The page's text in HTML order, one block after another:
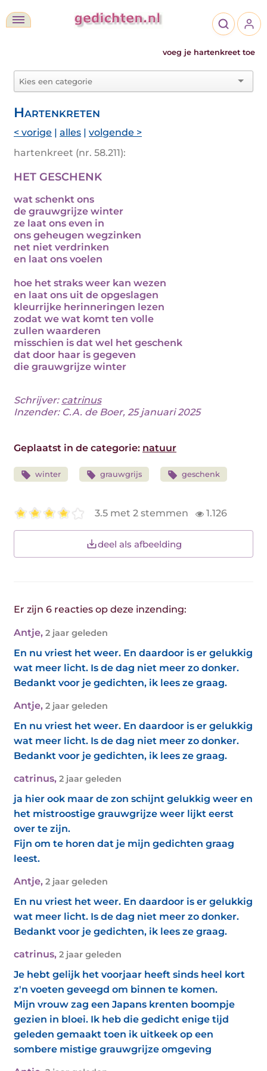
voeg je hartenkreet toe
Hartenkreten
< vorige | alles | volgende >
hartenkreet (nr. 58.211):
HET GESCHENK
wat schenkt ons
de grauwgrijze winter
ze laat ons even in
ons geheugen wegzinken
net niet verdrinken
en laat ons voelen
hoe het straks weer kan wezen
en laat ons uit de opgeslagen
kleurrijke herinneringen lezen
zodat we wat komt ten volle
zullen waarderen
misschien is dat wel het geschenk
dat door haar is gegeven
die grauwgrijze winter
Schrijver: catrinus
Inzender: C.A. de Boer, 25 januari 2025
Geplaatst in de categorie: natuur
winter grauwgrijs geschenk
3.5 met 2 stemmen 1.126
deel als afbeelding
Er zijn 6 reacties op deze inzending:
Antje, 2 jaar geleden
En nu vriest het weer. En daardoor is er gelukkig
wat meer licht. Is de dag niet meer zo donker.
Bedankt voor je gedichten, ik lees ze graag.
Antje, 2 jaar geleden
En nu vriest het weer. En daardoor is er gelukkig
wat meer licht. Is de dag niet meer zo donker.
Bedankt voor je gedichten, ik lees ze graag.
catrinus, 2 jaar geleden
ja hier ook maar de zon schijnt gelukkig weer en
het mistroostige grauwgrijze weer lijkt eerst
over te zijn.
Fijn om te horen dat je mijn gedichten graag
leest.
Antje, 2 jaar geleden
En nu vriest het weer. En daardoor is er gelukkig
wat meer licht. Is de dag niet meer zo donker.
Bedankt voor je gedichten, ik lees ze graag.
catrinus, 2 jaar geleden
Je hebt gelijk het voorjaar heeft sinds heel kort
z'n voeten geveegd om binnen te komen.
Mijn vrouw zag een Japans krenten boompje
gezien in bloei. Ik heb die gedicht enige tijd
geleden gemaakt toen ik uitkeek op een
sombere mistige grauwgrijze omgeving